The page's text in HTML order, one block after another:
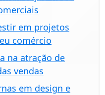
em projetos
comércio
na atração de
vendas
em design e